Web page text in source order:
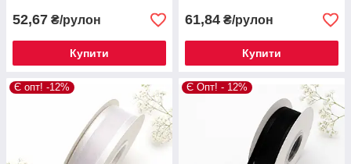
52,67 ₴/рулон
Купити
61,84 ₴/рулон
Купити
Є опт! -12% Є Опт! - 12%